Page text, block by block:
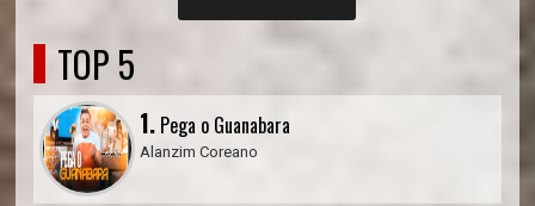
TOP 5
1. Pega o Guanabara
Alanzim Coreano